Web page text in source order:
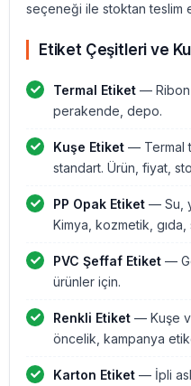
seçeneği ile stoktan teslim
Etiket Çeşitleri ve
Termal Etiket — Ribon
perakende, depo.
Kuşe Etiket — Termal
standart. Ürün, fiyat,
PP Opak Etiket — Su,
Kimya, kozmetik,
PVC Şeffaf Etiket —
ürünler için.
Renkli Etiket — Kuşe
öncelik, kampanya
Karton Etiket — İpli